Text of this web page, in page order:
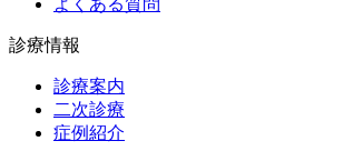
診療情報
診療案内
二次診療
症例紹介